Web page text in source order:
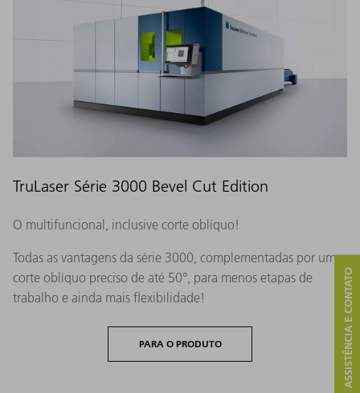
TruLaser Série 3000 Bevel Cut Edition
O multifuncional, inclusive corte oblíquo!
Todas as vantagens da série 3000, complementadas por um
corte oblíquo preciso de até 50°, para menos etapas de
trabalho e ainda mais flexibilidade!
PARA O PRODUTO ASSISTÊNCIA E CONTATO